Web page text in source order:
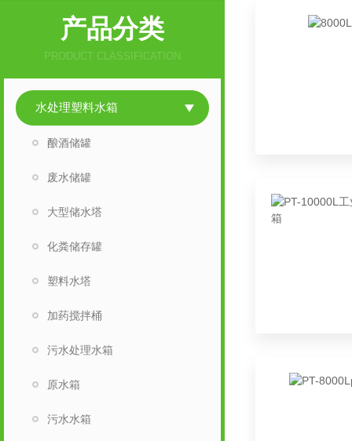
产品分类
PRODUCT CLASSIFICATION
水处理塑料水箱
酿酒储罐
废水储罐
大型储水塔
化粪储存罐
塑料水塔
加药搅拌桶
污水处理水箱
原水箱
污水水箱